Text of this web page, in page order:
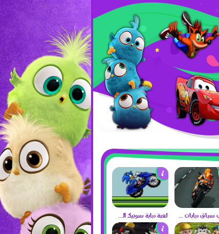
العاب سباق دبابات 2017
لعبة دبابة سونيك الجديدة